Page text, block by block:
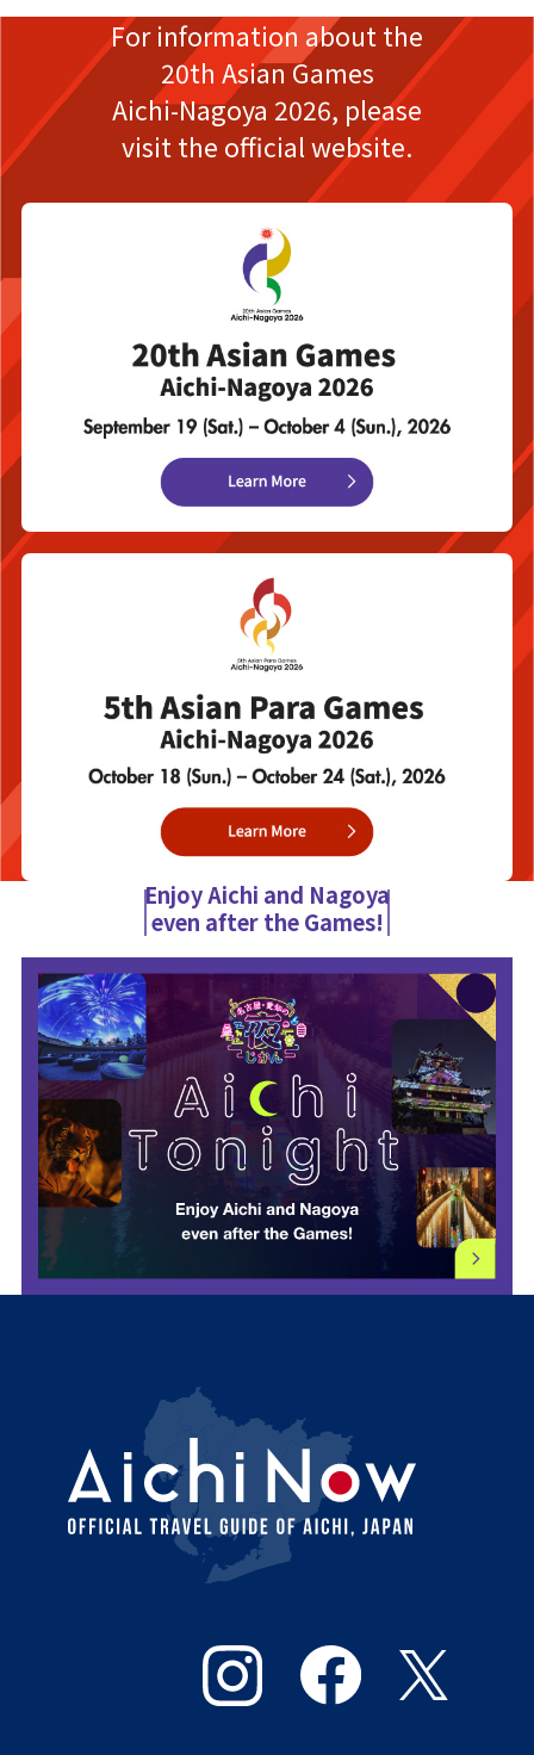
For information about the
20th Asian Games
Aichi-Nagoya 2026, please
visit the official website.
Enjoy Aichi and Nagoya
even after the Games!